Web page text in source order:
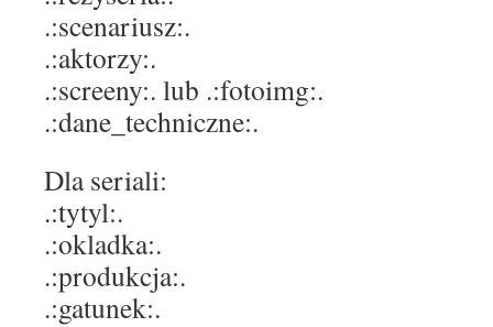
.:scenariusz:.
.:aktorzy:.
.:screeny:. lub .:fotoimg:.
.:dane_techniczne:.
Dla seriali:
.:tytyl:.
.:okladka:.
.:produkcja:.
.:gatunek:.